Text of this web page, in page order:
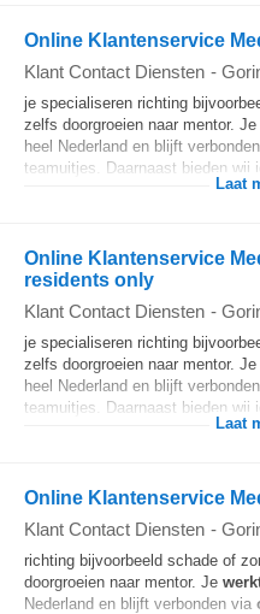
Online Klantenservice
Klant Contact Diensten -
je specialiseren richting
zelfs doorgroeien naar mentor. Je
heel Nederland en blijft
teamuitjes. Daarnaast bieden wij
Laat
Online Klantenservice
residents only
Klant Contact Diensten -
je specialiseren richting
zelfs doorgroeien naar mentor. Je
heel Nederland en blijft
teamuitjes. Daarnaast bieden wij
Laat
Online Klantenservice
Klant Contact Diensten -
richting bijvoorbeeld schade of
doorgroeien naar mentor. Je
Nederland en blijft verbonden via